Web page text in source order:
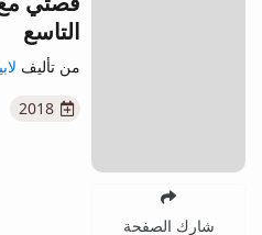
شارك الصفحة
التاسع
من تأليف
2018